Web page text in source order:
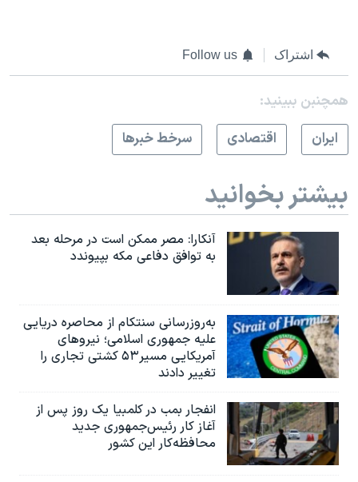
اشتراک Follow us
همچنبن ببینید:
ايران
اقتصادی سرخط خبرها
بیشتر بخوانید
آنکارا: مصر ممکن است در مرحله بعد
به توافق دفاعی مکه بپیوندد
به‌روزرسانی سنتکام از محاصره دریایی
علیه جمهوری اسلامی؛ نیروهای
آمریکایی مسیر۵۳ کشتی تجاری را
تغییر دادند
انفجار بمب‌‌ در کلمبیا یک روز پس از
آغاز کار رئیس‌جمهوری جدید
محافظه‌کار این کشور